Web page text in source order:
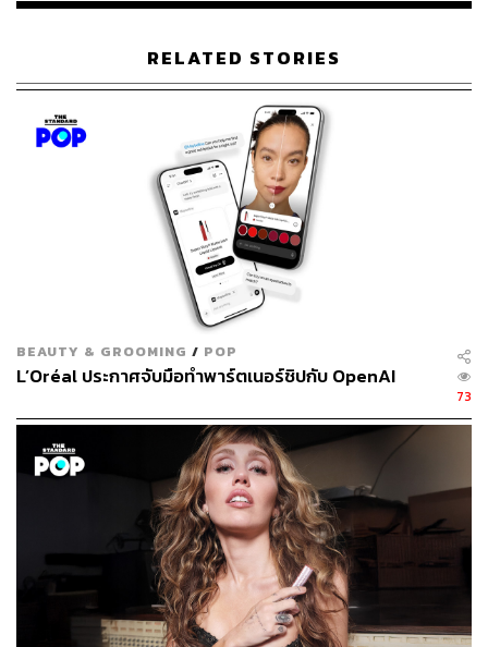
Editor’s Pick
ถ้าใครไม่ชอบให้มือเลอะเนื้อผลิตภัณฑ์ อยากลองใช้อุปกรณ์
เป็นตัวช่วย เราแนะนำฟองน้ำแต่งหน้า Beauty Blender (825
บาท) ที่สามารถใช้งานได้อเนกประสงค์ ทั้งลงไพรเมอร์ บร
อนเซอร์ รองพื้น หรือแม้แต่แป้งก็สามารถใช้ฟองน้ำลงบนผิว
ป้องกันเมกอัพไหลเยิ้มด้วยเซตติ้งสเปรย์
หลังแต่งหน้าเสร็จ อย่าลืมฉีดผิวหน้าด้วยเซตติ้งส
เปรย์เสมอ นอกจากจะช่วยฟิกซ์เมกอัพให้ติดทนนาน ไม่ไหล
เยิ้มระหว่างวันแล้ว ยังช่วยให้สีสันของเมกอัพไม่ดรอป ไม่
เพี้ยน ที่สำคัญยังมีสารบำรุงที่ทำให้ผิวหน้าแลดูสดชื่นสุขภาพ
RELATED STORIES
BEAUTY & GROOMING / POP
L’Oréal ประกาศจับมือทำพาร์ตเนอร์ชิปกับ OpenAI
73